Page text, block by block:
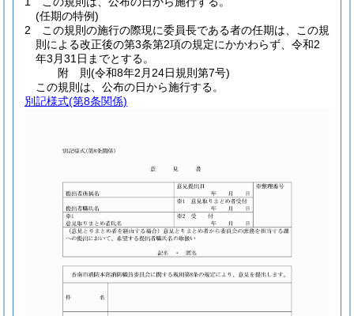
(任期の特例)
2
この規則の施行の際現に委員長である者の任期は、この規
則による改正後の第3条第2項の規定にかかわらず、令和2
年3月31日までとする。
附 則(令和8年2月24日規則第7号)
この規則は、公布の日から施行する。
別記様式(第8条関係)